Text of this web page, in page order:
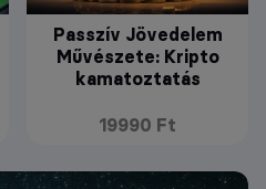
Passzív Jövedelem
Művészete: Kripto
kamatoztatás
19990 Ft